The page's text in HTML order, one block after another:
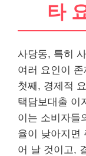
타
사당동, 특히
여러 요인이
첫째, 경제적
택담보대출 이
이는 소비자들
율이 낮아지면
어 날 것이고,